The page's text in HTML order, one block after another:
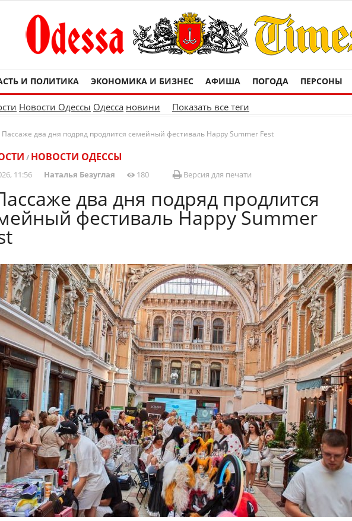
И ПОЛИТИКА ЭКОНОМИКА И БИЗНЕС АФИША ПОГОДА ПЕРСОНЫ
Новости Одессы Одесса новини Показать все теги
Пассаже два дня подряд продлится семейный фестиваль Happy Summer Fest
/ НОВОСТИ ОДЕССЫ
11:56 Наталья Безуглая 180 Версия для печати
два дня подряд продлится
фестиваль Happy Summer